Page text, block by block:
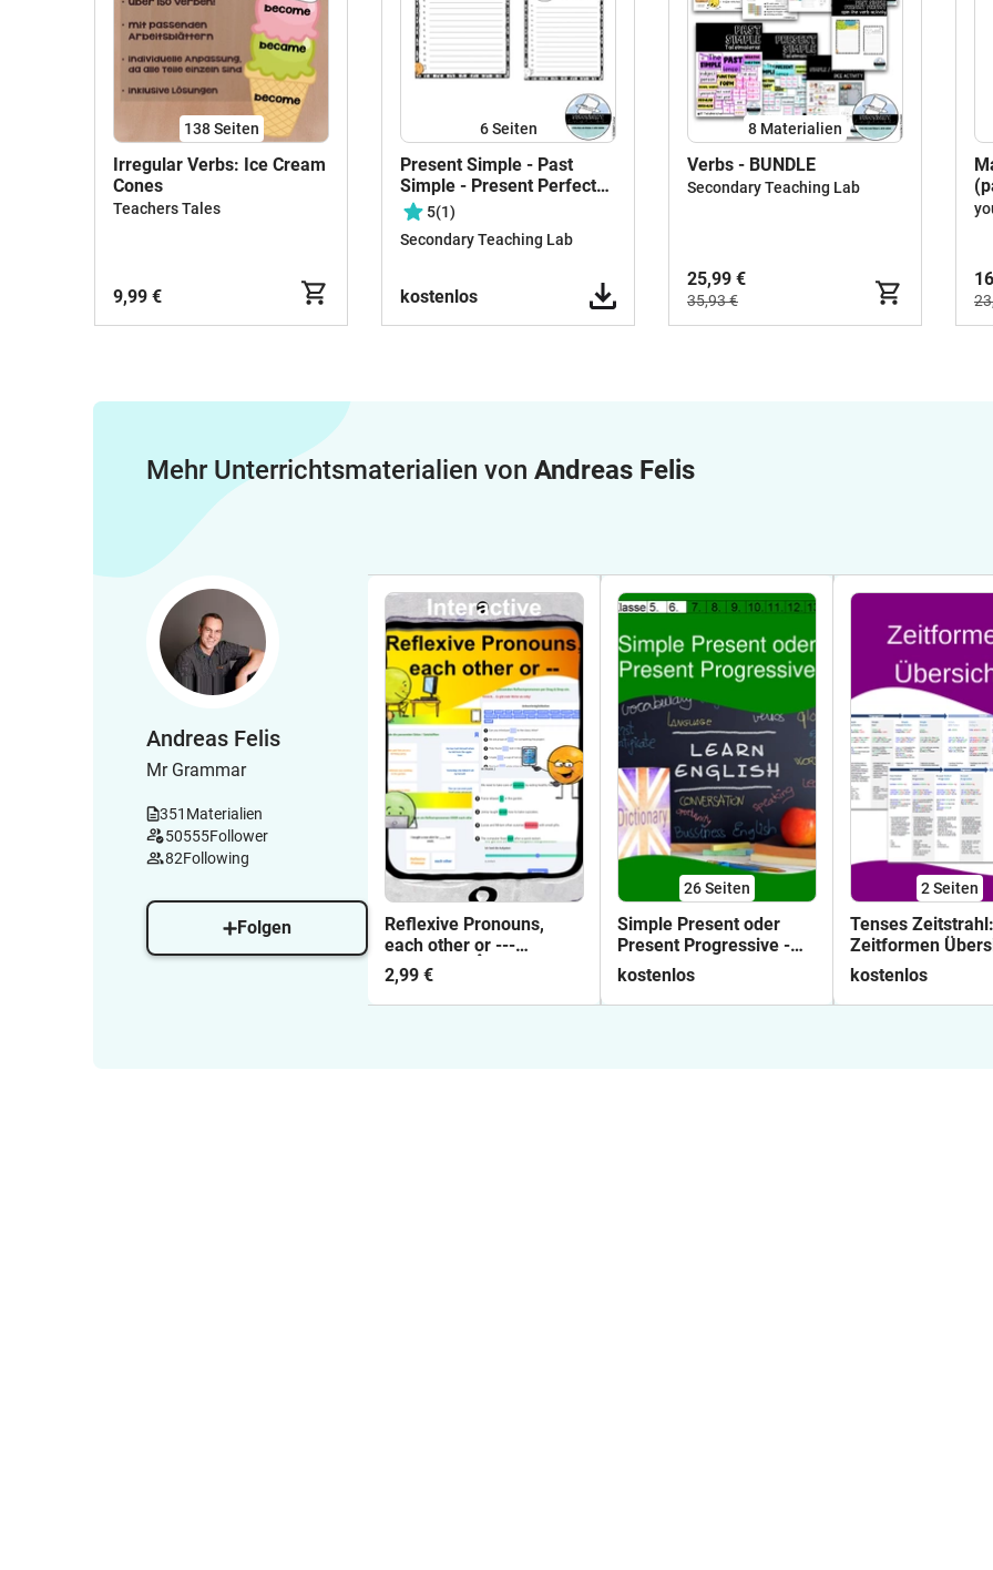
138Seiten
Irregular Verbs: Ice Cream
Cones
Teachers Tales
9,99 €
6Seiten
Present Simple - Past
Simple - Present Perfect
Spin activity
5(1)
Secondary Teaching Lab
kostenlos
8 Materialien
Verbs - BUNDLE
Secondary Teaching Lab
25,99 €
35,93 €
Mehr Unterrichtsmaterialien von Andreas Felis
Andreas Felis
Mr Grammar
351 Materialien
50555Follower
82Following
Folgen
Reflexive Pronouns,
each other or ---
Interactive 👆
2,99 €
26Seiten
Simple Present oder
Present Progressive -
Arbeitsblätter mit
Lösungen
kostenlos
2Seiten
Tenses Zeitstrahl:
Zeitformen
Poster/Merkblatt
kostenlos